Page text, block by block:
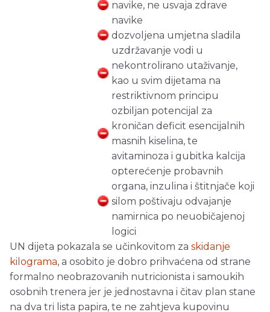
navike, ne usvaja zdrave
navike
dozvoljena umjetna sladila
uzdržavanje vodi u
nekontrolirano utaživanje,
kao u svim dijetama na
restriktivnom principu
ozbiljan potencijal za
kroničan deficit esencijalnih
masnih kiselina, te
avitaminoza i gubitka kalcija
opterećenje probavnih
organa, inzulina i štitnjače koji
silom poštivaju odvajanje
namirnica po neuobičajenoj
logici
UN dijeta pokazala se učinkovitom za skidanje
kilograma, a osobito je dobro prihvaćena od strane
formalno neobrazovanih nutricionista i samoukih
osobnih trenera jer je jednostavna i čitav plan stane
na dva tri lista papira, te ne zahtjeva kupovinu